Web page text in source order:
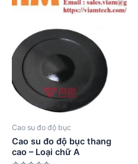
Cao su đo độ bục
Cao su đo độ bục thang
cao – Loại chữ A